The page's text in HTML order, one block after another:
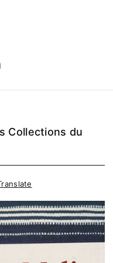
Collections du